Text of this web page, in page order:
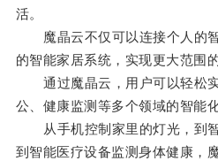
活。
魔晶云不仅可以连接个人的智
的智能家居系统，实现更大范围
通过魔晶云，用户可以轻松实
公、健康监测等多个领域的智能化
从手机控制家里的灯光，到
到智能医疗设备监测身体健康，